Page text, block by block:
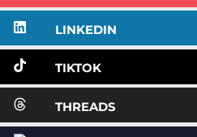
LINKEDIN
TIKTOK
THREADS